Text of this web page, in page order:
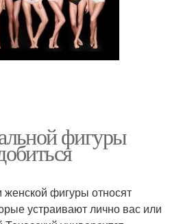
фигуры
фигуры относят
устраивают лично вас или